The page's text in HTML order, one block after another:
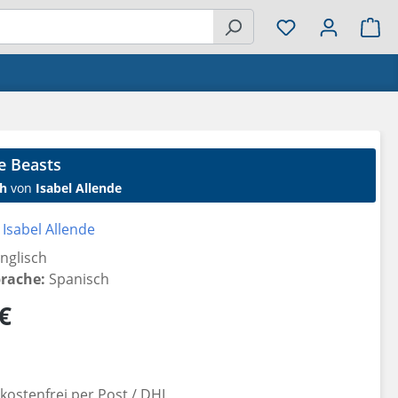
Beasts
von Isabel Allende
Isabel Allende
Spanisch